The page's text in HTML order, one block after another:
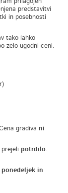
predstavitvi
in posebnosti
tako lahko
zelo ugodni ceni.
gradivani
prejelipotrdilo.
ponedeljek in